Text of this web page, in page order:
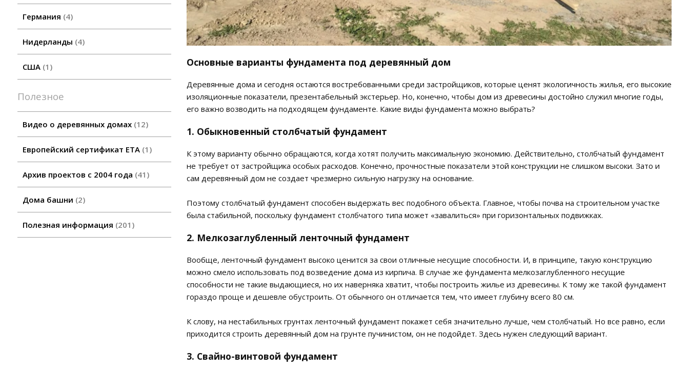
Германия 4
Нидерланды 4
США 1
Полезное
Видео о деревянных домах 12
Европейский сертификат ETA 1
Архив проектов с 2004 года 41
Дома башни 2
Полезная информация 201
Основные варианты фундамента под деревянный дом
Деревянные дома и сегодня остаются востребованными среди застройщиков, которые ценят экологичность жилья, его высокие
изоляционные показатели, презентабельный экстерьер. Но, конечно, чтобы дом из древесины достойно служил многие годы,
его важно возводить на подходящем фундаменте. Какие виды фундамента можно выбрать?
1. Обыкновенный столбчатый фундамент
К этому варианту обычно обращаются, когда хотят получить максимальную экономию. Действительно, столбчатый фундамент
не требует от застройщика особых расходов. Конечно, прочностные показатели этой конструкции не слишком высоки. Зато и
сам деревянный дом не создает чрезмерно сильную нагрузку на основание.
Поэтому столбчатый фундамент способен выдержать вес подобного объекта. Главное, чтобы почва на строительном участке
была стабильной, поскольку фундамент столбчатого типа может «завалиться» при горизонтальных подвижках.
2. Мелкозаглубленный ленточный фундамент
Вообще, ленточный фундамент высоко ценится за свои отличные несущие способности. И, в принципе, такую конструкцию
можно смело использовать под возведение дома из кирпича. В случае же фундамента мелкозаглубленного несущие
способности не такие выдающиеся, но их наверняка хватит, чтобы построить жилье из древесины. К тому же такой фундамент
гораздо проще и дешевле обустроить. От обычного он отличается тем, что имеет глубину всего 80 см.
К слову, на нестабильных грунтах ленточный фундамент покажет себя значительно лучше, чем столбчатый. Но все равно, если
приходится строить деревянный дом на грунте пучинистом, он не подойдет. Здесь нужен следующий вариант.
3. Свайно-винтовой фундамент